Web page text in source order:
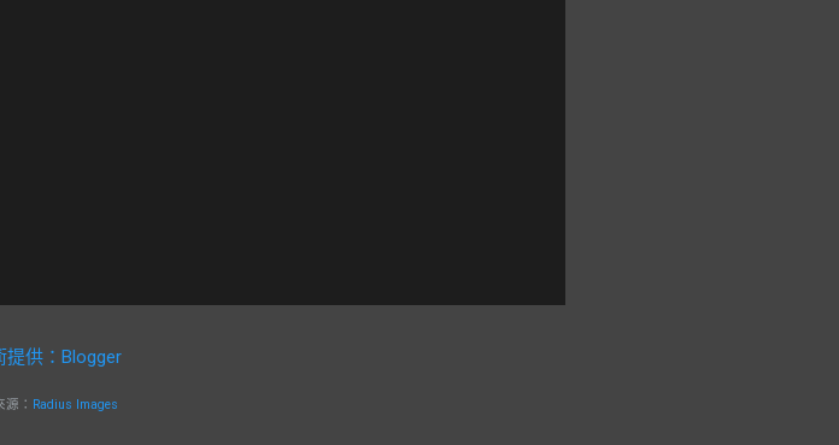
提供：Blogger
： Radius Images